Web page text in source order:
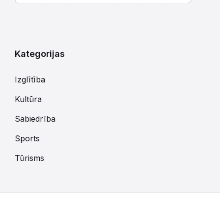
Kategorijas
Izglītība
Kultūra
Sabiedrība
Sports
Tūrisms